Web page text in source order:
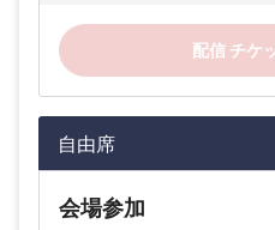
配信 チケ
自由席
会場参加